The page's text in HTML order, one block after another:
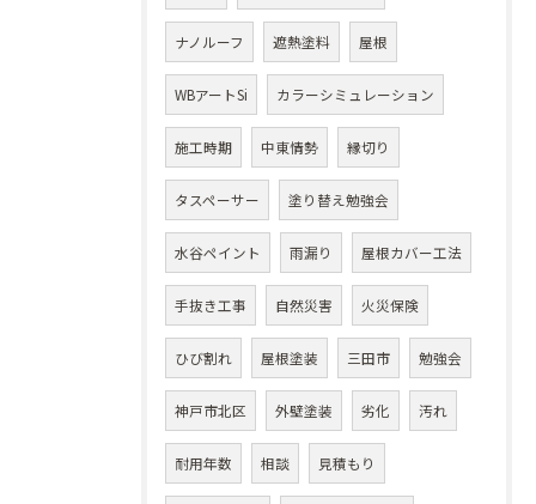
ナノルーフ 遮熱塗料 屋根
WBアートSi カラーシミュレーション
施工時期 中東情勢 縁切り
タスペーサー 塗り替え勉強会
水谷ペイント 雨漏り 屋根カバー工法
手抜き工事 自然災害 火災保険
ひび割れ 屋根塗装 三田市 勉強会
神戸市北区 外壁塗装 劣化 汚れ
耐用年数 相談 見積もり